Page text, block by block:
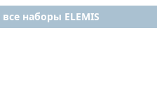
все наборы ELEMIS